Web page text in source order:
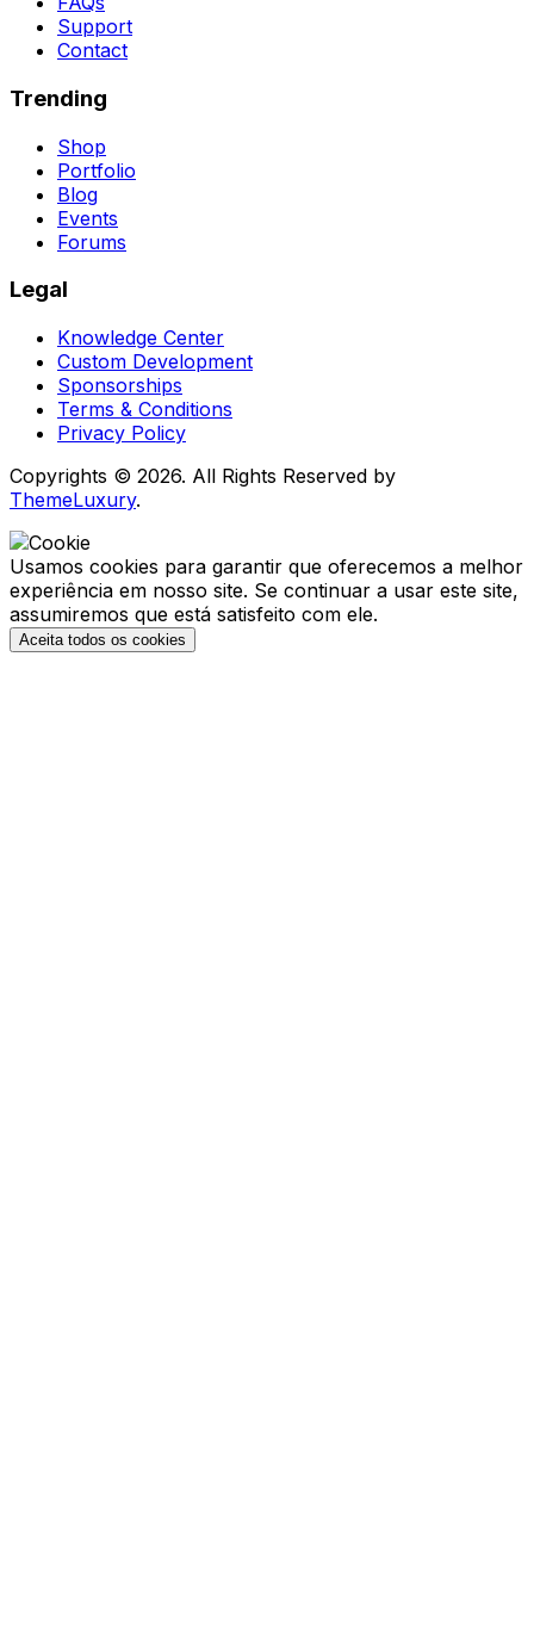
Support
Contact
Trending
Shop
Portfolio
Blog
Events
Forums
Legal
Knowledge Center
Custom Development
Sponsorships
Terms & Conditions
Privacy Policy
Copyrights © 2026. All Rights Reserved by
ThemeLuxury.
Usamos cookies para garantir que oferecemos a melhor
experiência em nosso site. Se continuar a usar este site,
assumiremos que está satisfeito com ele.
Aceita todos os cookies